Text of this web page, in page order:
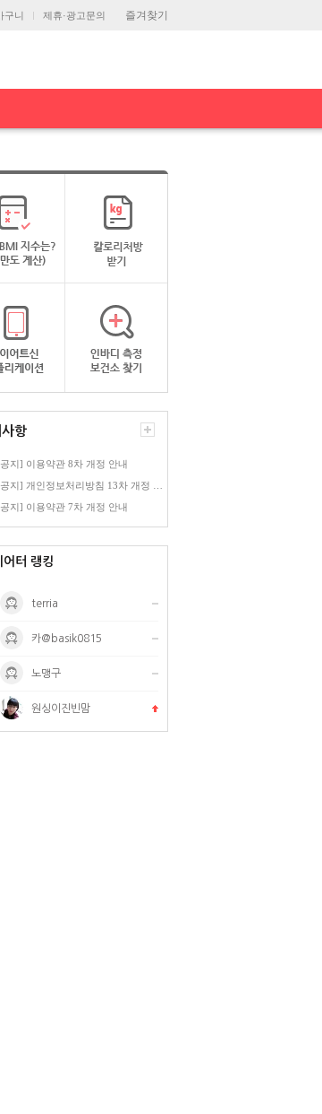
즐겨찾기
구니 제휴·광고문의
항
지] 이용약관 8차 개정 안내
지] 이용약관 7차 개정 안내
어터 랭킹
terria
카@basik0815
노맹구
원싱이진빈맘